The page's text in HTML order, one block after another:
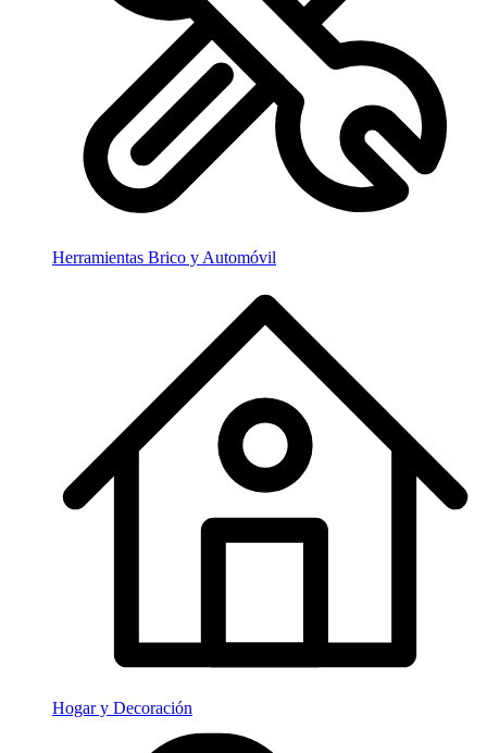
Herramientas Brico y Automóvil
Hogar y Decoración